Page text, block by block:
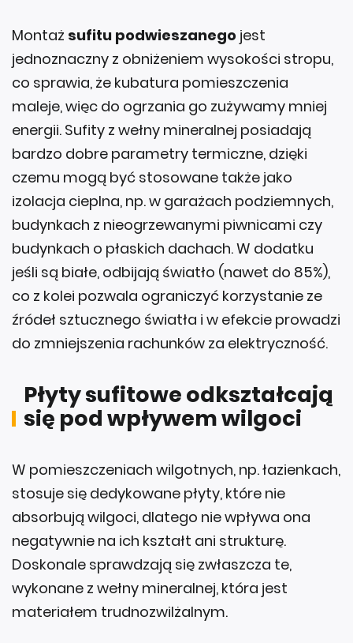
Montaż sufitu podwieszanego jest
jednoznaczny z obniżeniem wysokości stropu,
co sprawia, że kubatura pomieszczenia
maleje, więc do ogrzania go zużywamy mniej
energii. Sufity z wełny mineralnej posiadają
bardzo dobre parametry termiczne, dzięki
czemu mogą być stosowane także jako
izolacja cieplna, np. w garażach podziemnych,
budynkach z nieogrzewanymi piwnicami czy
budynkach o płaskich dachach. W dodatku
jeśli są białe, odbijają światło (nawet do 85%),
co z kolei pozwala ograniczyć korzystanie ze
źródeł sztucznego światła i w efekcie prowadzi
do zmniejszenia rachunków za elektryczność.
Płyty sufitowe odkształcają
się pod wpływem wilgoci
W pomieszczeniach wilgotnych, np. łazienkach,
stosuje się dedykowane płyty, które nie
absorbują wilgoci, dlatego nie wpływa ona
negatywnie na ich kształt ani strukturę.
Doskonale sprawdzają się zwłaszcza te,
wykonane z wełny mineralnej, która jest
materiałem trudnozwilżalnym.